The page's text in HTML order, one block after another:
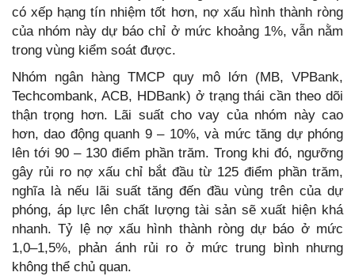
có xếp hạng tín nhiệm tốt hơn, nợ xấu hình thành ròng
của nhóm này dự báo chỉ ở mức khoảng 1%, vẫn nằm
trong vùng kiểm soát được.
Nhóm ngân hàng TMCP quy mô lớn (MB, VPBank,
Techcombank, ACB, HDBank) ở trạng thái cần theo dõi
thận trọng hơn. Lãi suất cho vay của nhóm này cao
hơn, dao động quanh 9 – 10%, và mức tăng dự phóng
lên tới 90 – 130 điểm phần trăm. Trong khi đó, ngưỡng
gây rủi ro nợ xấu chỉ bắt đầu từ 125 điểm phần trăm,
nghĩa là nếu lãi suất tăng đến đầu vùng trên của dự
phóng, áp lực lên chất lượng tài sản sẽ xuất hiện khá
nhanh. Tỷ lệ nợ xấu hình thành ròng dự báo ở mức
1,0–1,5%, phản ánh rủi ro ở mức trung bình nhưng
không thể chủ quan.